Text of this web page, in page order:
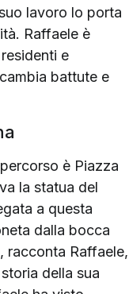
lavoro lo porta
Raffaele è
e
battute e
è Piazza
la statua del
a questa
dalla bocca
racconta Raffaele,
della sua